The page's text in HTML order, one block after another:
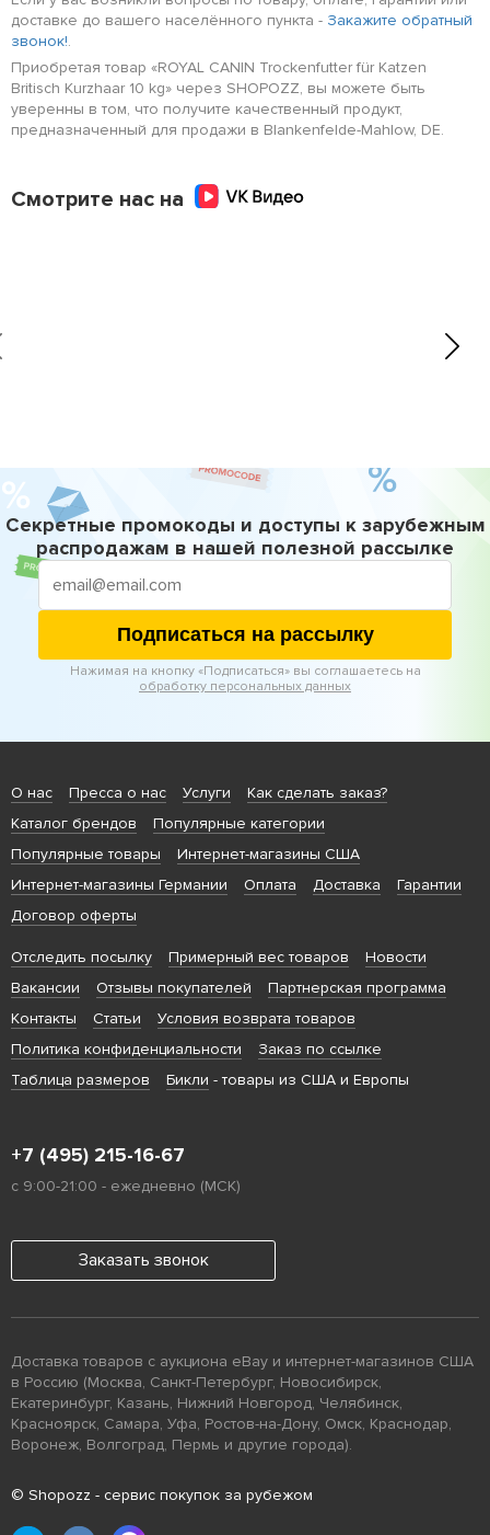
доставке до вашего населённого пункта - Закажите обратный
звонок!.
Приобретая товар «ROYAL CANIN Trockenfutter für Katzen
Britisch Kurzhaar 10 kg» через SHOPOZZ, вы можете быть
уверенны в том, что получите качественный продукт,
предназначенный для продажи в Blankenfelde-Mahlow, DE.
Смотрите нас на
Секретные промокоды и доступы к зарубежным
распродажам в нашей полезной рассылке
Подписаться на рассылку
Нажимая на кнопку «Подписаться» вы соглашаетесь на
обработку персональных данных
О нас Пресса о нас Услуги
Как сделать заказ?
Каталог брендов
Популярные категории
Популярные товары
Интернет-магазины США
Интернет-магазины Германии
Оплата Доставка
Гарантии
Договор оферты
Отследить посылку Примерный вес товаров
Новости
Вакансии
Отзывы покупателей
Партнерская программа
Контакты
Статьи
Условия возврата товаров
Политика конфиденциальности
Заказ по ссылке
Таблица размеров
Бикли - товары из США и Европы
+7 (495) 215-16-67
с 9:00-21:00 - ежедневно (МСК)
Заказать звонок
Доставка товаров с аукциона eBay и интернет-магазинов США
в Россию (Москва, Санкт-Петербург, Новосибирск,
Екатеринбург, Казань, Нижний Новгород, Челябинск,
Красноярск, Самара, Уфа, Ростов-на-Дону, Омск, Краснодар,
Воронеж, Волгоград, Пермь и другие города).
© Shopozz - сервис покупок за рубежом